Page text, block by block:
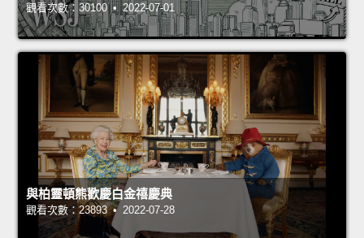
觀看次數：30100 • 2022-07-01
與柏靈頓熊歡慶白金禧慶典
觀看次數：23893 • 2022-07-28